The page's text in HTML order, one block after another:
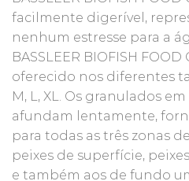
facilmente digerível,
nenhum estresse para a
BASSLEER BIOFISH FOOD
oferecido nos diferentes
M, L, XL. Os granulados
afundam lentamente,
para todas as três zonas
peixes de superfície,
e também aos de fundo